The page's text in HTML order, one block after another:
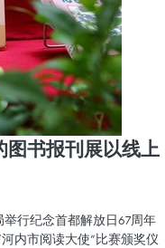
图书报刊展以线上
行纪念首都解放日67周年
“河内市阅读大使”比赛颁奖仪